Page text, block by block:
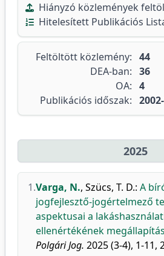
Hiányzó közlemények
Hitelesített Publikációs
Feltöltött közlemény: 44
DEA-ban: 36
OA: 4
Publikációs időszak:
2025
1.Varga, N., Szücs, T. D.: A
jogfejlesztő-jogértelmező
aspektusai a
ellenértékének
Polgári Jog. 2025 (3-4), 1-11,